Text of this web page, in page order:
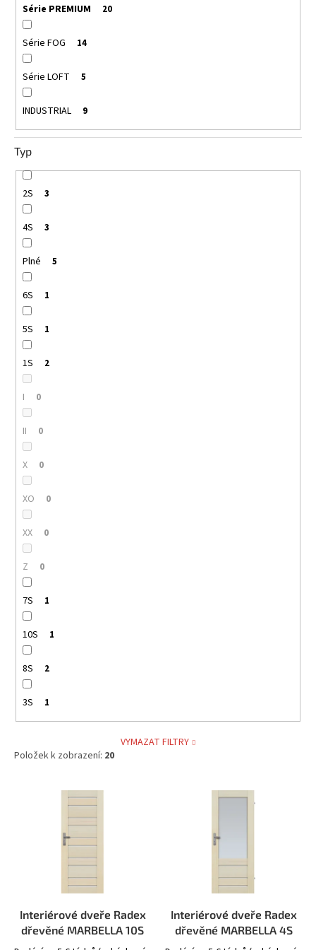
Série PREMIUM 20
Série FOG 14
Série LOFT 5
INDUSTRIAL 9
Typ
2S 3
4S 3
Plné 5
6S 1
5S 1
1S 2
I 0
II 0
X 0
XO 0
XX 0
Z 0
7S 1
10S 1
8S 2
3S 1
VYMAZAT FILTRY
Položek k zobrazení: 20
Interiérové dveře Radex
dřevěné MARBELLA 10S
Interiérové dveře Radex
dřevěné MARBELLA 4S